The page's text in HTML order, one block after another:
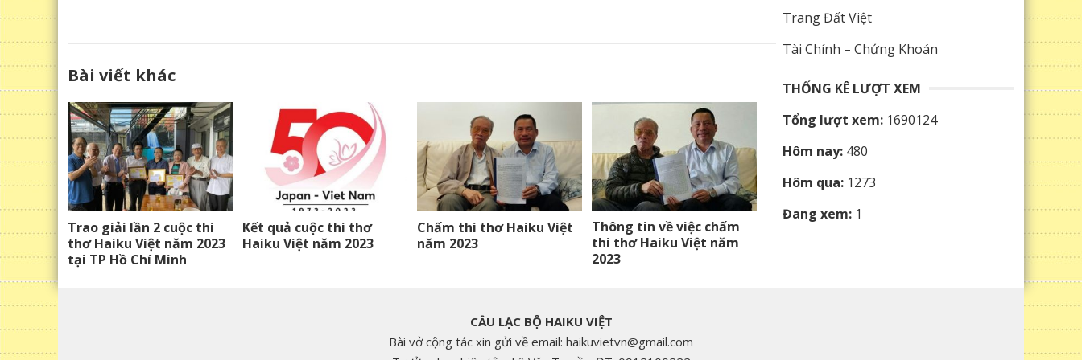
Bài viết khác
Trao giải lần 2 cuộc thi
thơ Haiku Việt năm 2023
tại TP Hồ Chí Minh
Kết quả cuộc thi thơ
Haiku Việt năm 2023
Chấm thi thơ Haiku Việt
năm 2023
Thông tin về việc chấm
thi thơ Haiku Việt năm
2023
Trang Đất Việt
Tài Chính – Chứng Khoán
THỐNG KÊ LƯỢT XEM
Tổng lượt xem: 1690124
Hôm nay: 480
Hôm qua: 1273
Đang xem: 1
CÂU LẠC BỘ HAIKU VIỆT
Bài vở cộng tác xin gửi về email: haikuvietvn@gmail.com